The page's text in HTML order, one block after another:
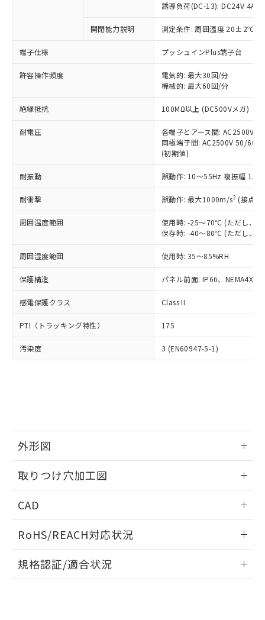
誘導負荷(DC-13): DC24V 4A/
開閉能力説明 測定条件: 周囲温度 20±2℃、
端子仕様 プッシュインPlus端子台
許容操作頻度
電気的: 最大30回/分
機械的: 最大60回/分
絶縁抵抗 100MΩ以上 (DC500Vメガ)
耐電圧
各端子とアース間: AC2500V
同極端子間: AC2500V 50/
(初期値)
耐振動 誤動作: 10～55Hz 複振幅
耐衝撃 誤動作: 最大1000m/s2 (接点
周囲温度範囲
使用時: -25～70℃ (ただし、氷
保存時: -40～80℃ (ただし、氷
周囲湿度範囲 使用時: 35～85%RH
保護構造 パネル前面: IP66、NEMA4X,
感電保護クラス Class II
PTI（トラッキング特性） 175
汚染度 3 (EN60947-5-1)
外形図
取りつけ穴加工図
CAD
ドすることができます。
ログイン/会員登録
RoHS/REACH対応状況
EU RoHS 注意事項・凡例
規格認証/適合状況
以下の条件をお読みいただき、同意のうえ
本サービスは、当社制御機器事業取扱
商品の当社在庫状況および標準価格
(税抜)を提供させていただくもので
当社制御機器事業取扱商品の中には、
本サービスの対象外となる商品もある
ことをご了承ください。
在庫状況および標準価格照会結果は、
記載している更新日時点での社内デー
タに基づき作成されるものであり、閲
覧された時点での実際の在庫および標
準価格とは異なる場合があることをご
正式な納期状況および標準価格はお客
様のお取引先、またはお客様担当のオ
ムロン制御機器販売店・当社販売員に
オムロン制御機器販売店や当社販売拠
販売ネットワーク
」をご確認
ください。
在庫状況および標準価格結果を当社の
事前の承諾なく第三者に漏洩または開
示しないようお願いします。
マイパーツ機能（部品リスト作成サー
ビス）をご利用いただくには、I-Web
品・サービスに関するお客様との取
をご了承ください。
※当社の共同利用者とは、
対応予定なし：EU RoHS指令（10物質）の
非含有に非対応の商品で、対応品を出す予
調査・確認中：EU RoHS指令（10物質）の
非含有の対応状況を調査中または確認中の
商品です。
害物質有無と関係のない商品です。
仕入先様の事情により、非含有部品として
いたものが、含有品と判明した場合などや
むを得ず変更することがあります。
鉛(Pb) 1000ppm以下、 水銀(Hg) 1000ppm以下、 カド
六価クロム(Cr(Ⅵ)) 1000ppm以下、ポリ臭化ビフェニル
類(PBB) 1000ppm以下、ポリ臭化ジフェニルエーテル類
(PBDE) 1000ppm以下、フタル酸ビス(2-エチルヘキシ
ル) (DEHP)(別名：DOP) 1000ppm以下、フタル酸ブチ
ルベンジル（BBP） 1000ppm以下、フタル酸ジブチル
（DBP） 1000ppm以下、フタル酸ジイソブチル
但し、RoHS指令で産業用監視および制御機器に対する
フタル酸エステル類の４物質については閾値を超える意
図的な使用がないことを確認しています。
※2 対応予定月
部品在庫の切り替え状況などにより、予定
月が前後することがあります。
下記の非含有証明書をダウンロードするこ
とができます。
EU RoHS指令（10物質）の非含有証明書
51物質の非含有証明書（当社基準）
※本証明書は発行日時点で非含有を証明す
ものではありません。
また、RoHS指令のフタル酸エステル類４
物質の対応では、対応完了までの期間は出
欄に対応日を記載しておりました。
既に当社にて対応品への在庫切替を完了
「○」：最大均質材料含有率が中国RoHSの
基準値以下であることを示します。
「×」：最大均質材料含有率が中国RoHSの
基準値を超えていることを示します。
「－」：未確認です。当社販売部門へお問
*中国RoHS10物質の基準値 (GB/T26572)：
Pb(鉛) :1000ppm、 Hg(水銀) : 1000ppm、 Cd(カドミウ
Cr(Ⅵ)(六価クロム) : 1000ppm、 PBBs(ポリ臭化ビフェ
ニル類) : 1000ppm、 PBDEs(ポリ臭化ジフェニルエーテ
ル類) : 1000ppm、
DBP(フタル酸ジブチル) : 1000ppm、 DIBP(フタル酸ジ
DEHP(フタル酸ビス(2-エチルヘキシル)) : 1000ppm
「ｅ」：有害物質（10物質）のすべてが基
準値以下であることを示します。
「10」：通常の使用状況下において有害物
質が外部に漏えいし、環境に深刻な影響を
当社は、これら貴社製品のうち、外国
為替および外国貿易法に定める商品
（以下｢規制貨物等」という）を輸出
または国外への提供する場合は、日本
国政府の輸出許可(または役務取引許
可)を取得するなどの必要な手続きを
当社は規制貨物を破棄する場合は、完
全に破砕するなど、違法に輸出されな
いよう必要な手段を講じます。
当社は貴社製品を、核兵器、ミサイ
ル、化学兵器、生物兵器またはその他
武器並びにこれらの製造装置等に一切
当社は、貴社製品を第三者に販売する
場合は、上記1、2および3の内容を当
該第三者に通知します。また当社は、
販売先および販売に係わる関係者が違
法に輸出するおそれがある場合は、取
一定数以上の在庫あり
一定数には満たないが在庫あり
在庫なし(最新の在庫状況につ
いては、お客様のお取引先、ま
たはお客様担当のオムロン制御
機器販売店・当社販売員にご確
認ください)
白
受注生産機種、また在庫状況の
情報を公開していない機種